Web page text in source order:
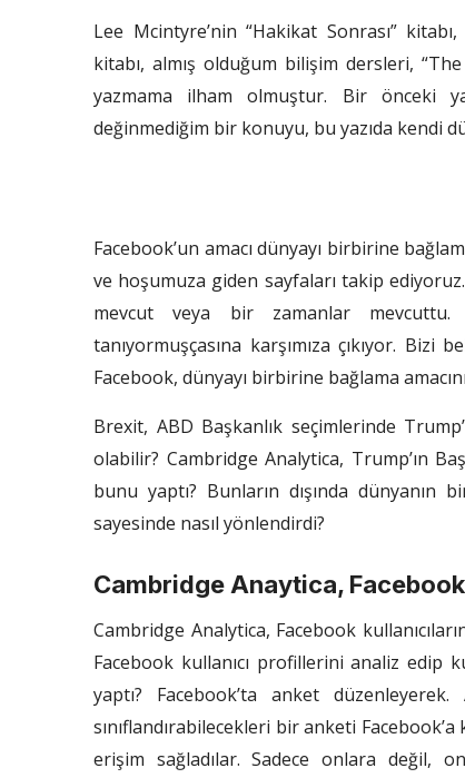
Lee Mcintyre’nin “Hakikat Sonrası”
kitabı, almış olduğum bilişim dersleri,
yazmama ilham olmuştur. Bir önceki
değinmediğim bir konuyu, bu yazıda kendi
Facebook’un amacı dünyayı birbirine
ve hoşumuza giden sayfaları takip
mevcut veya bir zamanlar
tanıyormuşçasına karşımıza çıkıyor.
Facebook, dünyayı birbirine bağlama
Brexit, ABD Başkanlık seçimlerinde
olabilir? Cambridge Analytica, Trump’ın
bunu yaptı? Bunların dışında dünyanın
sayesinde nasıl yönlendirdi?
Cambridge Anaytica, Facebook
Cambridge Analytica, Facebook
Facebook kullanıcı profillerini analiz edip
yaptı? Facebook’ta anket
sınıflandırabilecekleri bir anketi
erişim sağladılar. Sadece onlara değil,